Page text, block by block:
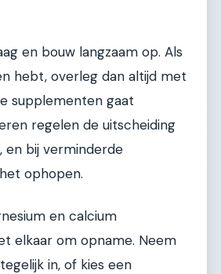
en bouw langzaam op. Als
hebt, overleg dan altijd met
supplementen gaat
regelen de uitscheiding
en bij verminderde
ophopen.
en calcium
elkaar om opname. Neem
in, of kies een